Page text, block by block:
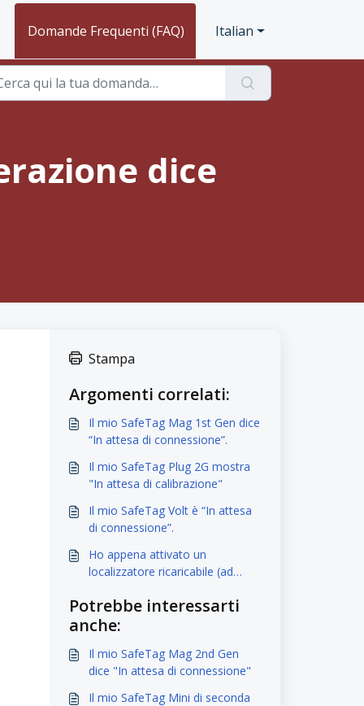
Domande Frequenti (FAQ) Italian
dice
Stampa
Argomenti correlati:
Il mio SafeTag Mag 1st Gen dice
“In attesa di connessione”.
Il mio SafeTag Plug 2G mostra
"In attesa di calibrazione"
Il mio SafeTag Volt è “In attesa
di connessione”.
Ho appena attivato un
localizzatore ricaricabile (ad
batteria e la localizzazione si
stanno caricando lentamente.
Potrebbe interessarti
anche:
Il mio SafeTag Mag 2nd Gen
dice "In attesa di connessione"
Il mio SafeTag Mini di seconda